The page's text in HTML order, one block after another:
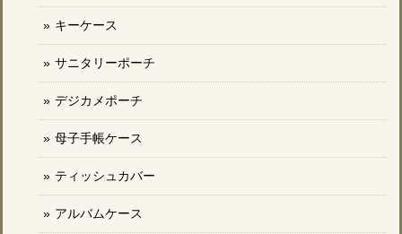
キーケース
サニタリーポーチ
デジカメポーチ
母子手帳ケース
ティッシュカバー
アルバムケース